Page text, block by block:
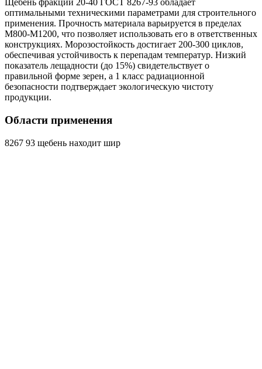
Щебень фракции 20-40 ГОСТ 8267-93 обладает
оптимальными техническими параметрами для строительного
применения. Прочность материала варьируется в пределах
М800-М1200, что позволяет использовать его в ответственных
конструкциях. Морозостойкость достигает 200-300 циклов,
обеспечивая устойчивость к перепадам температур. Низкий
показатель лещадности (до 15%) свидетельствует о
правильной форме зерен, а 1 класс радиационной
безопасности подтверждает экологическую чистоту
продукции.
Области применения
8267 93 щебень находит шир